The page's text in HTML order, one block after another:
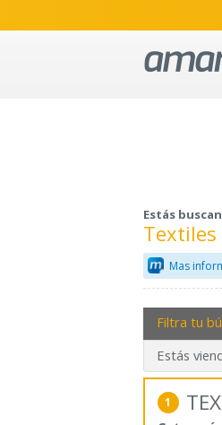
Estás
Textiles
Mas
Filtra tu
Estás
1